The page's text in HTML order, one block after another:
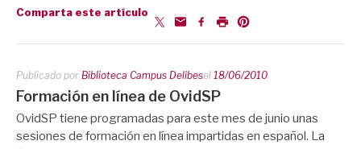
Comparta este artículo
Publicado por Biblioteca Campus Delibesel 18/06/2010
Formación en línea de OvidSP
OvidSP tiene programadas para este mes de junio unas
sesiones de formación en línea impartidas en español. La